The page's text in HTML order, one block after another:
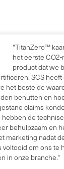
"TitanZero™
het eerste
product dat we
SCS
het beste de
benutten en
claims
hebben de
behulpzaam en
marketing nadat
om ons te
in onze branche."